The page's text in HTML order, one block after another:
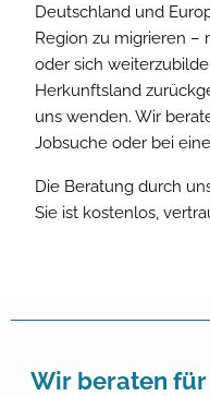
Deutschland und
Region zu migrieren –
oder sich
Herkunftsland
uns wenden. Wir
Jobsuche oder bei
Die Beratung durch
Sie ist kostenlos,
Wir beraten